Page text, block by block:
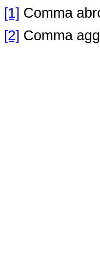
[1] Comma
[2] Comma